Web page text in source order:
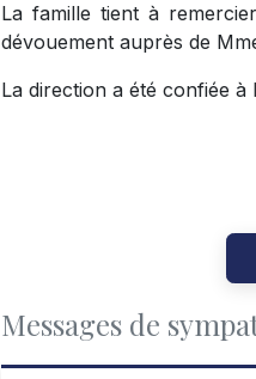
La famille tient à
dévouement auprès de
La direction a été confiée à
Messages de